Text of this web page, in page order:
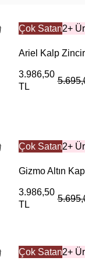
Çok Satan2+
Ariel Kalp
3.986,50
TL
Çok Satan2+
Gizmo Altın
3.986,50
TL
Çok Satan2+